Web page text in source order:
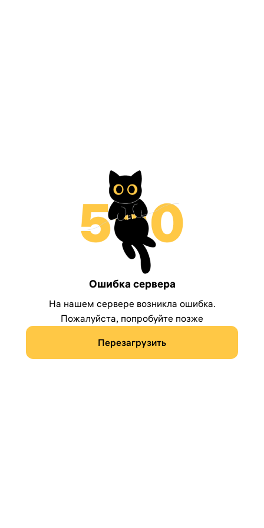
Ошибка сервера
На нашем сервере возникла ошибка.
Пожалуйста, попробуйте позже
Перезагрузить